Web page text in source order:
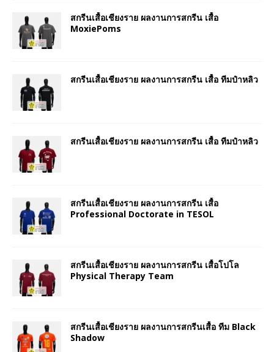
สกรีนเสื้อเชียงราย ผลงานการสกรีน เสื้อ
MoxiePoms
สกรีนเสื้อเชียงราย ผลงานการสกรีน เสื้อ ทีมป๋าหลิว
สกรีนเสื้อเชียงราย ผลงานการสกรีน เสื้อ ทีมป๋าหลิว
สกรีนเสื้อเชียงราย ผลงานการสกรีน เสื้อ
Professional Doctorate in TESOL
สกรีนเสื้อเชียงราย ผลงานการสกรีน เสื้อโปโล
Physical Therapy Team
สกรีนเสื้อเชียงราย ผลงานการสกรีนเสื้อ ทีม Black
Shadow